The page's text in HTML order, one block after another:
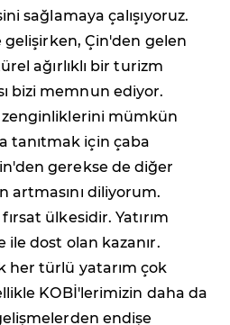
sağlamaya çalışıyoruz.
gelişirken, Çin'den gelen
ağırlıklı bir turizm
bizi memnun ediyor.
zenginliklerini mümkün
tanıtmak için çaba
gerekse de diğer
artmasını diliyorum.
ülkesidir. Yatırım
ile dost olan kazanır.
her türlü yatarım çok
KOBİ'lerimizin daha da
endişe